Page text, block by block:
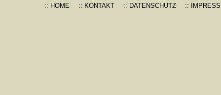
:: HOME :: KONTAKT :: DATENSCHUTZ ::